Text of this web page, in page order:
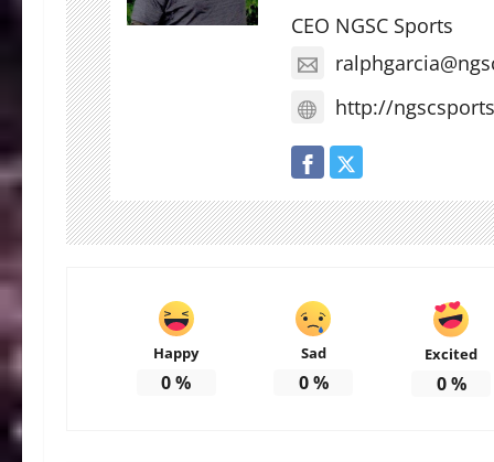
CEO NGSC Sports
http://
Happy
0%
Sad
0%
Excited
0%